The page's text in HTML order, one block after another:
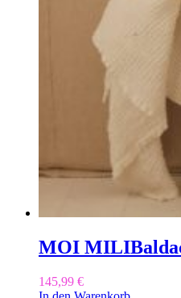
MOI MILI
145,99 €